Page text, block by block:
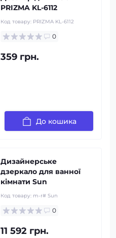
PRIZMA KL-6112
Код товару: PRIZMA KL-6112
0
359 грн.
До кошика
Дизайнерське
дзеркало для ванної
кімнати Sun
Код товару: m-r# Sun
0
11 592 грн.